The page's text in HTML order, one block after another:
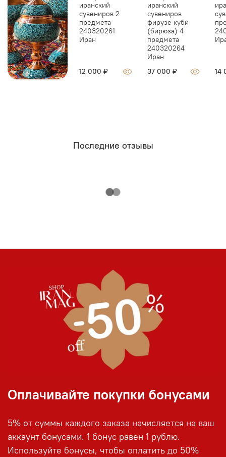
иранский
сувениров 2
предмета
240320261
Иран
12 000 ₽
иранский
сувениров
фирузе куби
(бирюза) 4
предмета
240320264
Иран
37 000 ₽
14
Последние отзывы
Оплачивайте покупки бонусами
5% от суммы каждого заказа начисляется на ваш
аккаунт бонусами. 1 бонус равен 1 рублю.
Используйте бонусы, чтобы оплатить до 50%